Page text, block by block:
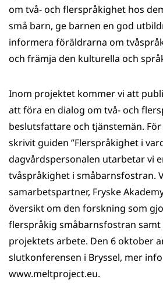
om två- och flerspråkighet hos
små barn, ge barnen en god
informera föräldrarna om
och främja den kulturella och
Inom projektet kommer vi att
att föra en dialog om två- och
beslutsfattare och tjänstemän.
skrivit guiden ”Flerspråkighet i
dagvårdspersonalen utarbetar vi
tvåspråkighet i småbarnsfostran.
samarbetspartner, Fryske
översikt om den forskning som
flerspråkig småbarnsfostran
projektets arbete. Den 6 oktober
slutkonferensen i Bryssel, mer
www.meltproject.eu.